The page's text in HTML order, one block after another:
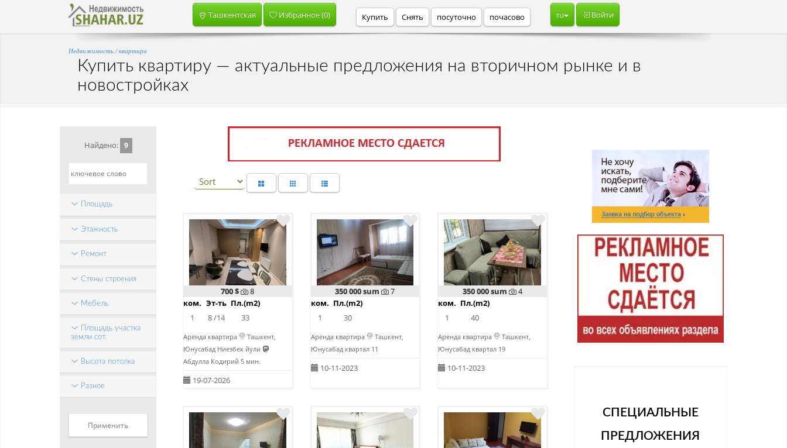
Ташкентская Избранное (0) Купить Снять посуточно почасово ru Войти
Недвижимость/квартира
Купить квартиру — актуальные предложения на вторичном рынке и в
новостройках
Найдено: 9
Площадь
Этажность
Ремонт
Стены строения
Мебель
Площадь участка
земли сот.
Высота потолка
Разное
700 $
8
ком.
1
Эт-ть
8 /14
Пл.(m2)
33
Аренда квартира
Ташкент,
Юнусабад Ниезбек йули
Абдулла Кодирий 5 мин.
19-07-2026
350 000 sum
7
ком.
1
Пл.(m2)
30
Аренда квартира
Ташкент,
Юнусабад квартал 11
10-11-2023
350 000 sum
4
ком.
1
Пл.(m2)
40
Аренда квартира
Ташкент,
Юнусабад квартал 19
10-11-2023
СПЕЦИАЛЬНЫЕ
ПРЕДЛОЖЕНИЯ